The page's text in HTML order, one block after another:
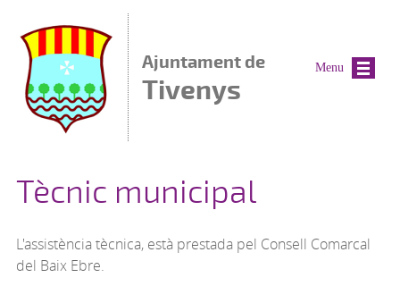
Ajuntament de
Tivenys
Tècnic municipal
L'assistència tècnica, està prestada pel Consell Comarcal
del Baix Ebre.
Menu